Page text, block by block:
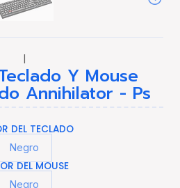
|
Y Mouse
Annihilator - Ps
DEL TECLADO
Negro
DEL MOUSE
Negro